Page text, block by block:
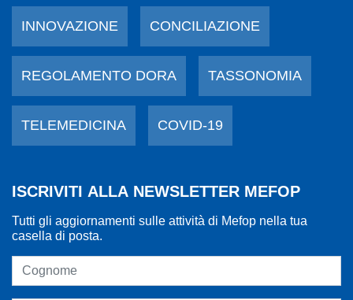
INNOVAZIONE CONCILIAZIONE
REGOLAMENTO DORA TASSONOMIA
TELEMEDICINA COVID-19
ISCRIVITI ALLA NEWSLETTER MEFOP
Tutti gli aggiornamenti sulle attività di Mefop nella tua
casella di posta.